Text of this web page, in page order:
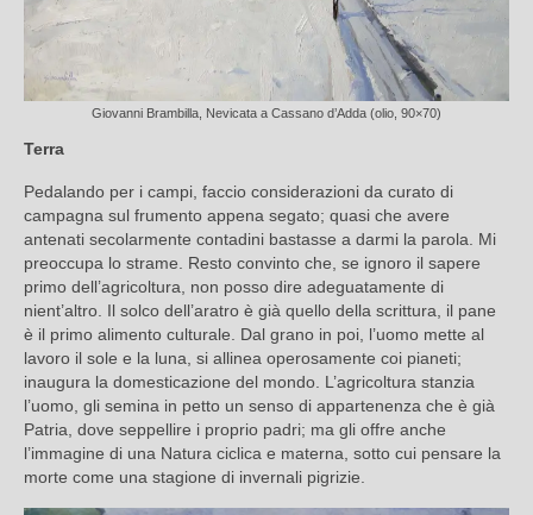
Giovanni Brambilla, Nevicata a Cassano d’Adda (olio, 90×70)
Terra
Pedalando per i campi, faccio considerazioni da curato di
campagna sul frumento appena segato; quasi che avere
antenati secolarmente contadini bastasse a darmi la parola. Mi
preoccupa lo strame. Resto convinto che, se ignoro il sapere
primo dell’agricoltura, non posso dire adeguatamente di
nient’altro. Il solco dell’aratro è già quello della scrittura, il pane
è il primo alimento culturale. Dal grano in poi, l’uomo mette al
lavoro il sole e la luna, si allinea operosamente coi pianeti;
inaugura la domesticazione del mondo. L’agricoltura stanzia
l’uomo, gli semina in petto un senso di appartenenza che è già
Patria, dove seppellire i proprio padri; ma gli offre anche
l’immagine di una Natura ciclica e materna, sotto cui pensare la
morte come una stagione di invernali pigrizie.